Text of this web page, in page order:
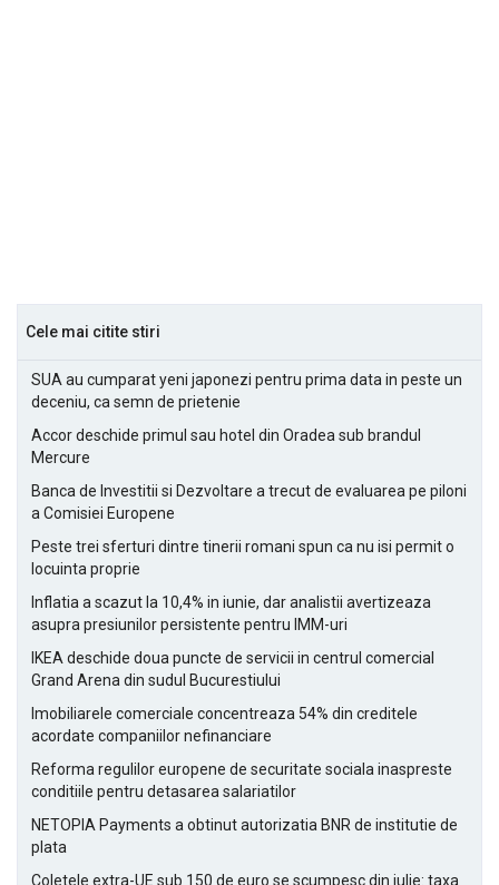
Cele mai citite stiri
SUA au cumparat yeni japonezi pentru prima data in peste un
deceniu, ca semn de prietenie
Accor deschide primul sau hotel din Oradea sub brandul
Mercure
Banca de Investitii si Dezvoltare a trecut de evaluarea pe piloni
a Comisiei Europene
Peste trei sferturi dintre tinerii romani spun ca nu isi permit o
locuinta proprie
Inflatia a scazut la 10,4% in iunie, dar analistii avertizeaza
asupra presiunilor persistente pentru IMM-uri
IKEA deschide doua puncte de servicii in centrul comercial
Grand Arena din sudul Bucurestiului
Imobiliarele comerciale concentreaza 54% din creditele
acordate companiilor nefinanciare
Reforma regulilor europene de securitate sociala inaspreste
conditiile pentru detasarea salariatilor
NETOPIA Payments a obtinut autorizatia BNR de institutie de
plata
Coletele extra-UE sub 150 de euro se scumpesc din iulie: taxa